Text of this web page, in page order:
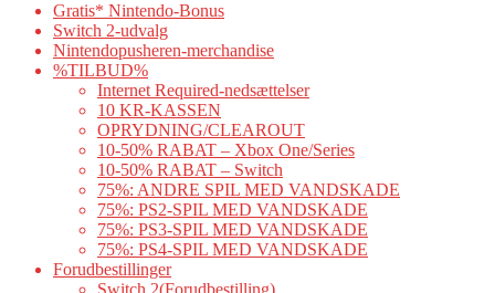
Gratis* Nintendo-Bonus
Switch 2-udvalg
Nintendopusheren-merchandise
%TILBUD%
Internet Required-nedsættelser
10 KR-KASSEN
OPRYDNING/CLEAROUT
10-50% RABAT – Xbox One/Series
10-50% RABAT – Switch
75%: ANDRE SPIL MED VANDSKADE
75%: PS2-SPIL MED VANDSKADE
75%: PS3-SPIL MED VANDSKADE
75%: PS4-SPIL MED VANDSKADE
Forudbestillinger